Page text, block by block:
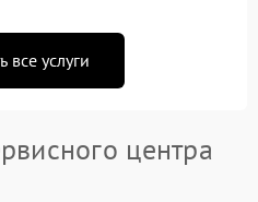
все услуги
центра